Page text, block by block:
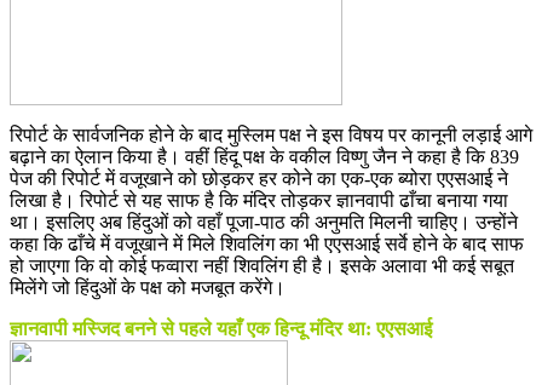
रिपोर्ट के सार्वजनिक होने के बाद मुस्लिम पक्ष ने इस विषय पर कानूनी लड़ाई आगे
बढ़ाने का ऐलान किया है। वहीं हिंदू पक्ष के वकील विष्णु जैन ने कहा है कि 839
पेज की रिपोर्ट में वजूखाने को छोड़कर हर कोने का एक-एक ब्‍योरा एएसआई ने
लिखा है। रिपोर्ट से यह साफ है कि मंदिर तोड़कर ज्ञानवापी ढाँचा बनाया गया
था। इसलिए अब हिंदुओं को वहाँ पूजा-पाठ की अनुमति मिलनी चाहिए। उन्होंने
कहा कि ढाँचे में वजूखाने में मिले शिवलिंग का भी एएसआई सर्वे होने के बाद साफ
हो जाएगा कि वो कोई फव्वारा नहीं शिवलिंग ही है। इसके अलावा भी कई सबूत
मिलेंगे जो हिंदुओं के पक्ष को मजबूत करेंगे।
ज्ञानवापी मस्जिद बनने से पहले यहाँ एक हिन्दू मंदिर था: एएसआई